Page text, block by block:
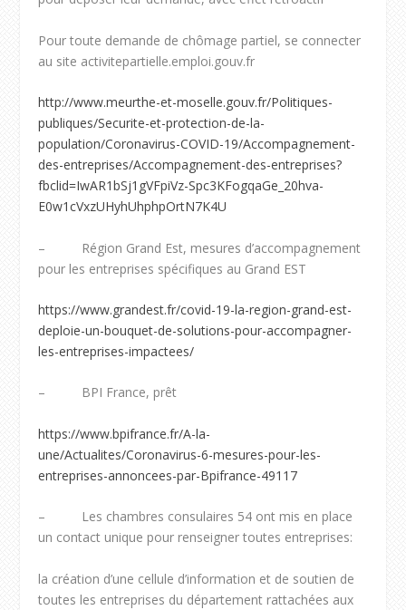
Pour toute demande de chômage partiel, se connecter
au site activitepartielle.emploi.gouv.fr
http://www.meurthe-et-moselle.gouv.fr/Politiques-
publiques/Securite-et-protection-de-la-
population/Coronavirus-COVID-19/Accompagnement-
des-entreprises/Accompagnement-des-entreprises?
fbclid=IwAR1bSj1gVFpiVz-Spc3KFogqaGe_20hva-
E0w1cVxzUHyhUhphpOrtN7K4U
– Région Grand Est, mesures d’accompagnement
pour les entreprises spécifiques au Grand EST
https://www.grandest.fr/covid-19-la-region-grand-est-
deploie-un-bouquet-de-solutions-pour-accompagner-
les-entreprises-impactees/
– BPI France, prêt
https://www.bpifrance.fr/A-la-
une/Actualites/Coronavirus-6-mesures-pour-les-
entreprises-annoncees-par-Bpifrance-49117
– Les chambres consulaires 54 ont mis en place
un contact unique pour renseigner toutes entreprises:
la création d’une cellule d’information et de soutien de
toutes les entreprises du département rattachées aux